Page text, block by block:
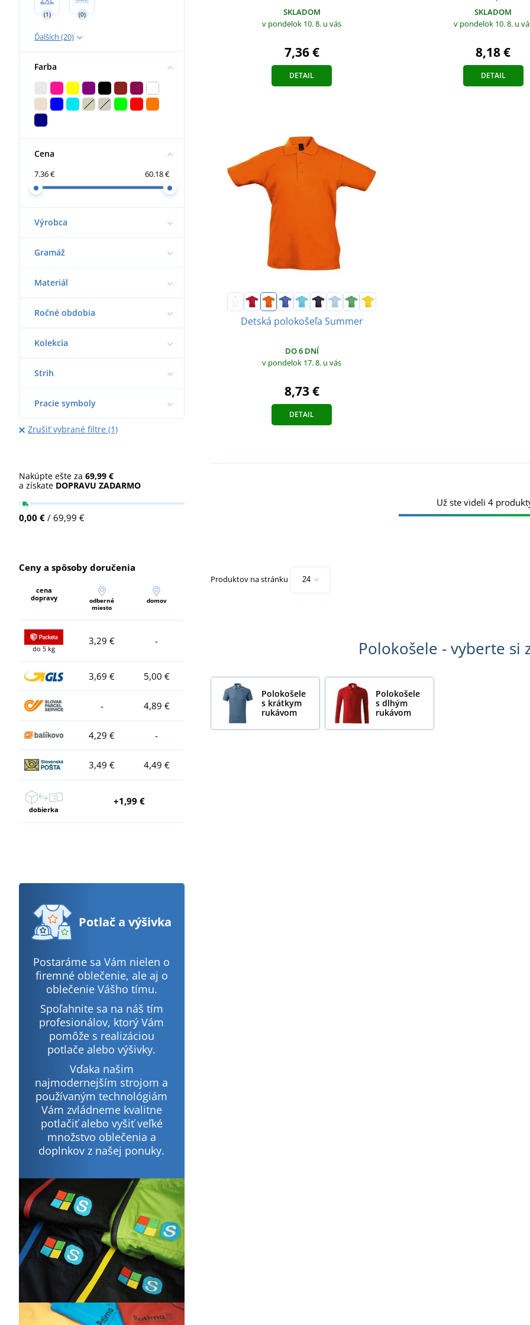
(1) (0)
Ďalších (20)
Farba
Cena
7.36 € 60.18 €
Výrobca
Gramáž
Materiál
Ročné obdobia
Kolekcia
Strih
Pracie symboly
Zrušiť vybrané filtre (1)
Nakúpte ešte za 69,99 €
a získate DOPRAVU ZADARMO
0,00 € / 69,99 €
Ceny a spôsoby doručenia
cena
dopravy
odberné
miesto
domov
do 5 kg
3,29 € -
3,69 € 5,00 €
- 4,89 €
4,29 € -
3,49 € 4,49 €
dobierka
+1,99 €
Potlača výšivka
Postaráme sa Vám nielen o
firemné oblečenie, ale aj o
oblečenie Vášho tímu.
Spoľahnite sa na náš tím
profesionálov, ktorý Vám
pomôže s realizáciou
potlače alebo výšivky.
Vďaka našim
najmodernejším strojom a
používaným technológiám
Vám zvládneme kvalitne
potlačiť alebo vyšiť veľké
množstvo oblečenia a
doplnkov z našej ponuky.
SKLADOM
v pondelok 10. 8. u vás
7,36 €
DETAIL
SKLADOM
v pondelok 10. 8. u
8,18 €
DETAIL
Detská polokošeľa Summer
DO 6 DNÍ
v pondelok 17. 8. u vás
8,73 €
DETAIL
Už ste videli 4
Produktov na stránku
Polokošele - vyberte si
Polokošele
s krátkym
rukávom
Polokošele
s dlhým
rukávom